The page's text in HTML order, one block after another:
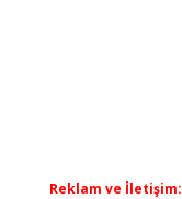
Reklam ve İletişim: